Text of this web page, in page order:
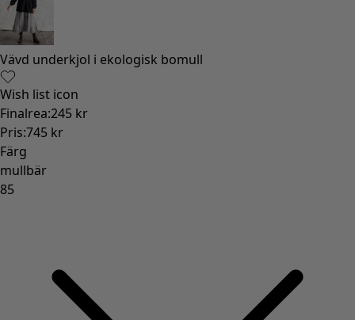
Vävd underkjol i ekologisk bomull
Wish list icon
Finalrea:245 kr
Pris:745 kr
Färg
mullbär
85